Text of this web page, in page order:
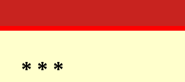
* * *